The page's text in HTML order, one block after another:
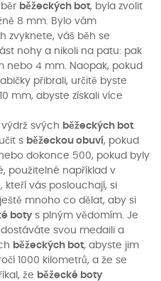
běžeckých bot, byla zvolit
8 mm. Bylo vám
zvyknete, váš běh se
nohy a nikoli na patu: pak
nebo 4 mm. Naopak, pokud
přibrali, určitě byste
mm, abyste získali více
svých běžeckých bot
s běžeckou obuví, pokud
dokonce 500, pokud byly
použitelné například v
kteří vás poslouchají, si
mnoho co dělat, aby si
botys plným vědomím. Je
svou medaili a
běžeckých bot, abyste jim
1000 kilometrů, a že se
že běžecké boty